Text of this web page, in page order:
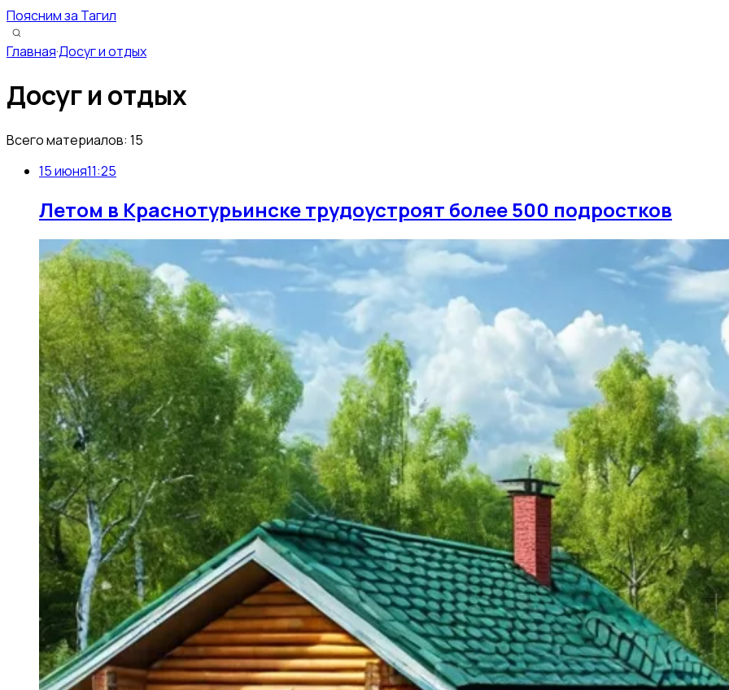
Поясним за Тагил
Главная·Досуг и отдых
Досуг и отдых
Всего материалов: 15
15 июня11:25
Летом в Краснотурьинске трудоустроят более 500 подростков